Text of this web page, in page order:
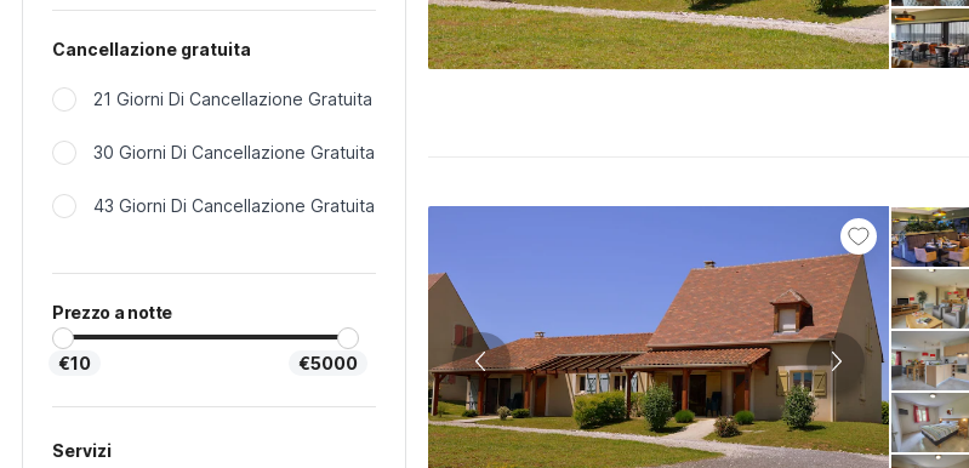
Cancellazione gratuita
21 Giorni Di Cancellazione Gratuita
30 Giorni Di Cancellazione Gratuita
43 Giorni Di Cancellazione Gratuita
Prezzo a notte
€10 €5000
Servizi